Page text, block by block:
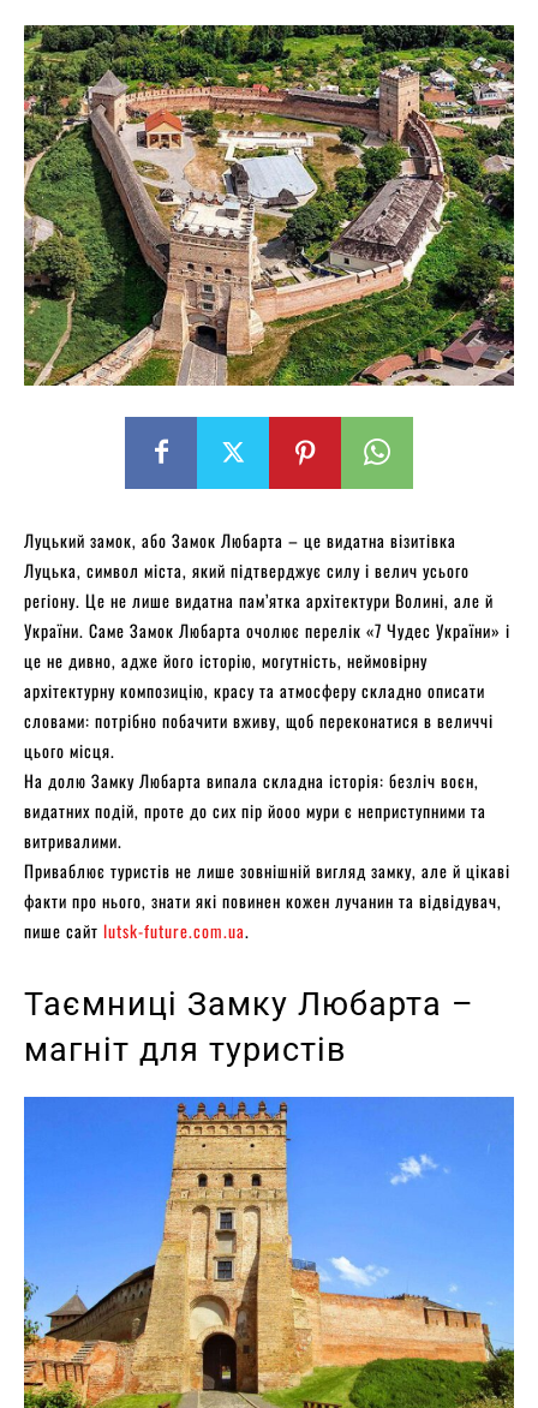
Луцький замок, або Замок Любарта – це видатна візитівка
Луцька, символ міста, який підтверджує силу і велич усього
регіону. Це не лише видатна пам’ятка архітектури Волині, але й
України. Саме Замок Любарта очолює перелік «7 Чудес України» і
це не дивно, адже його історію, могутність, неймовірну
архітектурну композицію, красу та атмосферу складно описати
словами: потрібно побачити вживу, щоб переконатися в величчі
цього місця.
На долю Замку Любарта випала складна історія: безліч воєн,
видатних подій, проте до сих пір йооо мури є неприступними та
витривалими.
Приваблює туристів не лише зовнішній вигляд замку, але й цікаві
факти про нього, знати які повинен кожен лучанин та відвідувач,
пише сайт lutsk-future.com.uа.
Таємниці Замку Любарта –
магніт для туристів